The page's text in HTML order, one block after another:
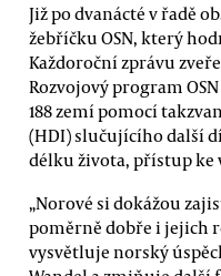
Již po dvanácté v řadě
žebříčku OSN, který
Každoroční zprávu
Rozvojový program
188 zemí pomocí
(HDI) slučujícího další
délku života, přístup ke
„Norové si dokážou
poměrně dobře i jejich
vysvětluje norský